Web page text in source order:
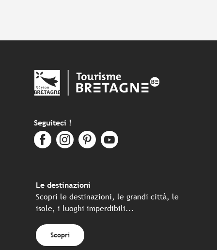
Seguiteci !
Le destinazioni
Scopri le destinazioni, le grandi città, le
isole, i luoghi imperdibili...
Scopri